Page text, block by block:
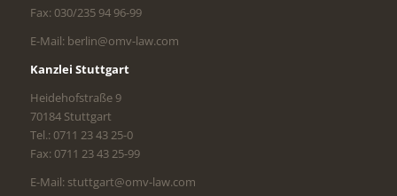
Fax: 030/235 94 96-99
E-Mail: berlin@omv-law.com
Kanzlei Stuttgart
Heidehofstraße 9
70184 Stuttgart
Tel.: 0711 23 43 25-0
Fax: 0711 23 43 25-99
E-Mail: stuttgart@omv-law.com